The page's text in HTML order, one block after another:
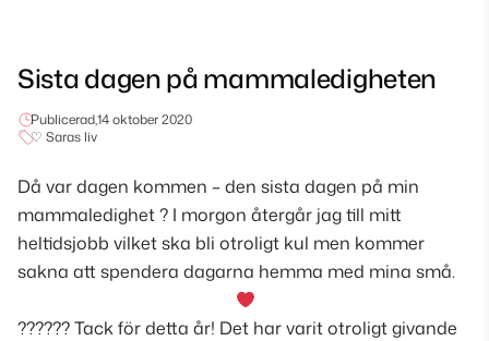
Sista dagen på mammaledigheten
Publicerad,14 oktober 2020
♡ Saras liv
Då var dagen kommen – den sista dagen på min
mammaledighet ? I morgon återgår jag till mitt
heltidsjobb vilket ska bli otroligt kul men kommer
sakna att spendera dagarna hemma med mina små.
?????? Tack för detta år! Det har varit otroligt givande